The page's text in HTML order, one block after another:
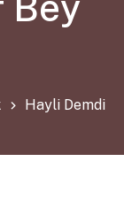
Hayli Demdir